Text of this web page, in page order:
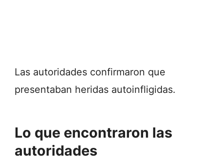
Las autoridades confirmaron que
presentaban heridas autoinfligidas.
Lo que encontraron las
autoridades